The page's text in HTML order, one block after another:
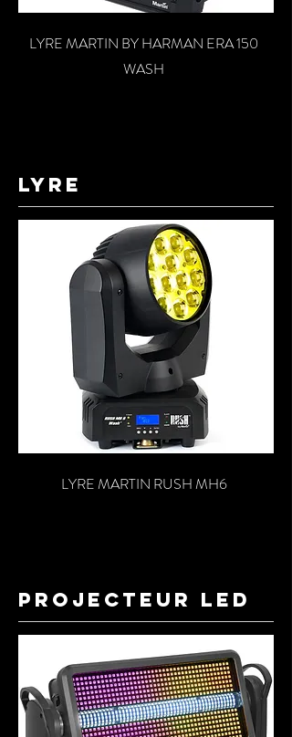
LYRE MARTIN BY HARMAN ERA 150
WASH
lyre
LYRE MARTIN RUSH MH6
projecteur led